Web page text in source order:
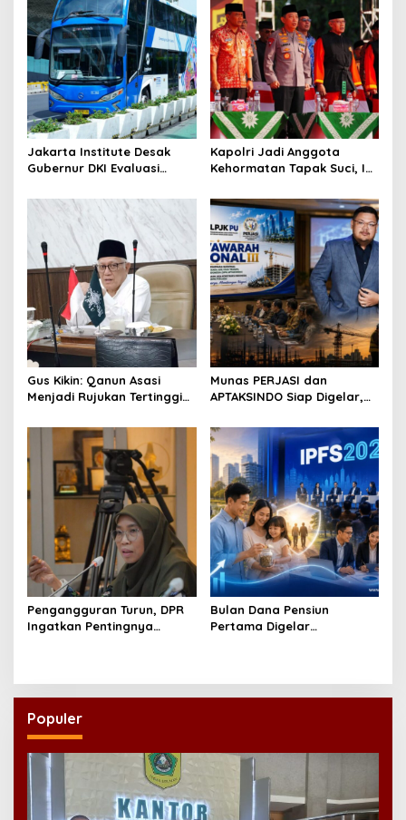
i
g
a
t
i
o
n
Jakarta Institute Desak
Gubernur DKI Evaluasi
Penumpang Diturunkan
Kapolri Jadi Anggota
Kehormatan Tapak Suci, Ini
Gus Kikin: Qanun Asasi
Menjadi Rujukan Tertinggi
Munas PERJASI dan
APTAKSINDO Siap Digelar,
Revisi AD/ART
Pengangguran Turun, DPR
Ingatkan Pentingnya
Bulan Dana Pensiun
Pertama Digelar
Populer